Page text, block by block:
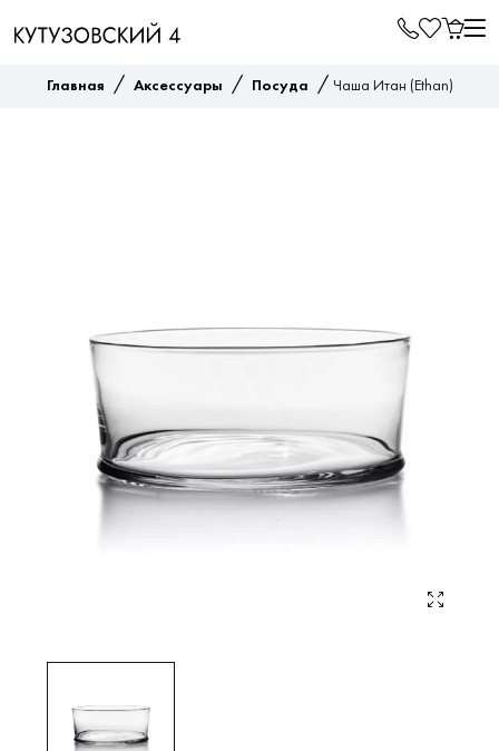
Главная / Аксессуары / Посуда / Чаша Итан (Ethan)